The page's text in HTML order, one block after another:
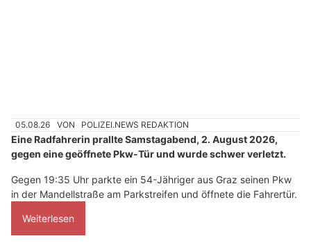
05.08.26 VON POLIZEI.NEWS REDAKTION
Eine Radfahrerin prallte Samstagabend, 2. August 2026,
gegen eine geöffnete Pkw-Tür und wurde schwer verletzt.
Gegen 19:35 Uhr parkte ein 54-Jähriger aus Graz seinen Pkw
in der Mandellstraße am Parkstreifen und öffnete die Fahrertür.
Weiterlesen